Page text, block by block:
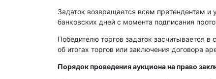
Задаток возвращается всем претендентам и
банковских дней с момента подписания
Победителю торгов задаток засчитывается в
об итогах торгов или заключения договора
Порядок проведения аукциона на право